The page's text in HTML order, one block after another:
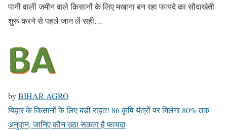
पानी वाली जमीन वाले किसानों के लिए मखाना बन रहा फायदे का सौदाखेती
शुरू करने से पहले जान लें सही…
byBIHAR AGRO
बिहार के किसानों के लिए बड़ी राहत! 86 कृषि यंत्रों पर मिलेगा 80% तक
अनुदान, जानिए कौन उठा सकता है फायदा